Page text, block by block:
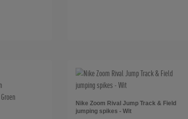
Nike Zoom Rival Jump Track & Field
jumping spikes - Wit